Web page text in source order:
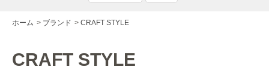
ホーム > ブランド > CRAFT STYLE
CRAFT STYLE